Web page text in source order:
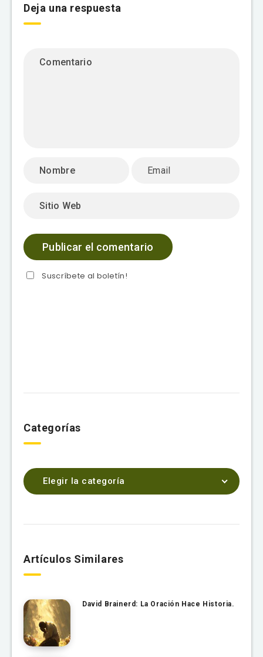
Deja una respuesta
Suscríbete al boletín!
Categorías
Elegir la categoría
Artículos Similares
David Brainerd: La Oración Hace Historia.